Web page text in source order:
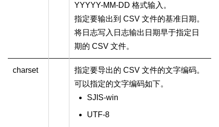
YYYYY-MM-DD 格式输入。
指定要输出到 CSV 文件的基准日期。
将日志写入日志输出日期早于指定日
期的 CSV 文件。
charset
指定要导出的 CSV 文件的文字编码。
可以指定的文字编码如下。
SJIS-win
UTF-8